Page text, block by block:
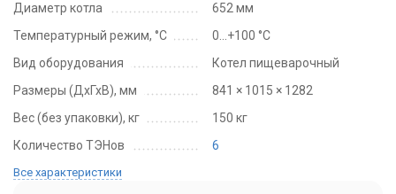
Диаметр котла
652 мм
Температурный режим, °C
0...+100 °С
Вид оборудования
Котел пищеварочный
Размеры (ДхГхВ), мм
841 × 1015 × 1282
Вес (без упаковки), кг
150 кг
Количество ТЭНов
6
Все характеристики